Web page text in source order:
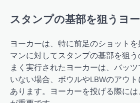
スタンプの基部を狙うヨ
ヨーカーは、特に前足のショット
マンに対してスタンプの基部を狙
まく実行されたヨーカーは、バッ
いない場合、ボウルやLBWのアウ
あります。ヨーカーを投げる際に